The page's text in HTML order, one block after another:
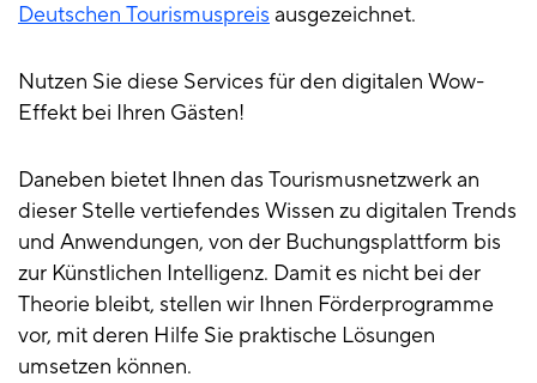
Deutschen Tourismuspreis ausgezeichnet.
Nutzen Sie diese Services für den digitalen Wow-
Effekt bei Ihren Gästen!
Daneben bietet Ihnen das Tourismusnetzwerk an
dieser Stelle vertiefendes Wissen zu digitalen Trends
und Anwendungen, von der Buchungsplattform bis
zur Künstlichen Intelligenz. Damit es nicht bei der
Theorie bleibt, stellen wir Ihnen Förderprogramme
vor, mit deren Hilfe Sie praktische Lösungen
umsetzen können.